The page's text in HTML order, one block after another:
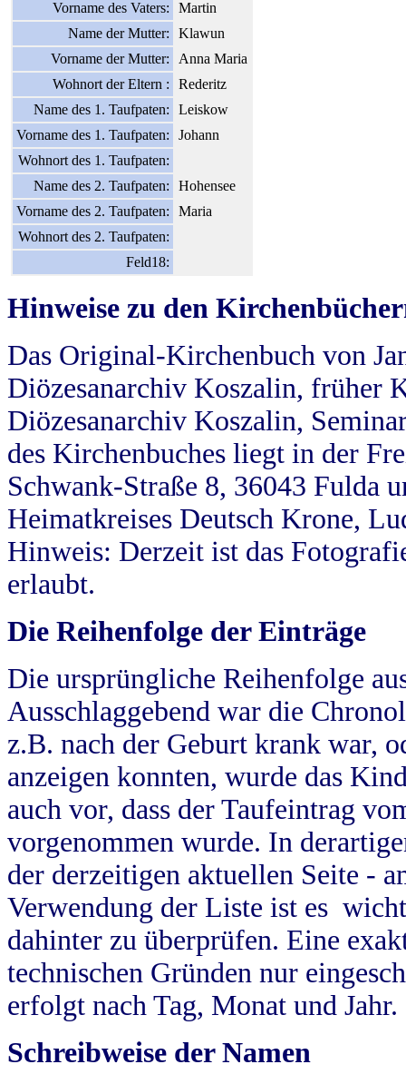
Vorname des Vaters:
Martin
Name der Mutter:
Klawun
Vorname der Mutter:
Anna Maria
Wohnort der Eltern :
Rederitz
Name des 1. Taufpaten:
Leiskow
Vorname des 1. Taufpaten:
Johann
Wohnort des 1. Taufpaten:
Name des 2. Taufpaten:
Hohensee
Vorname des 2. Taufpaten:
Maria
Wohnort des 2. Taufpaten:
Feld18:
Hinweise zu den
Das Original-Kirchenbuch von
Diözesanarchiv Koszalin, früher
Diözesanarchiv Koszalin,
des Kirchenbuches liegt in der
Schwank-Straße 8, 36043 Fulda
Heimatkreises Deutsch Krone,
Hinweis: Derzeit ist das
erlaubt.
Die Reihenfolge der Einträge
Die ursprüngliche Reihenfolge
Ausschlaggebend war die
z.B. nach der Geburt krank war,
anzeigen konnten, wurde das
auch vor, dass der Taufeintrag
vorgenommen wurde. In
der derzeitigen aktuellen Seite -
Verwendung der Liste ist es
dahinter zu überprüfen. Eine
technischen Gründen nur
erfolgt nach Tag, Monat und Jahr.
Schreibweise der Namen